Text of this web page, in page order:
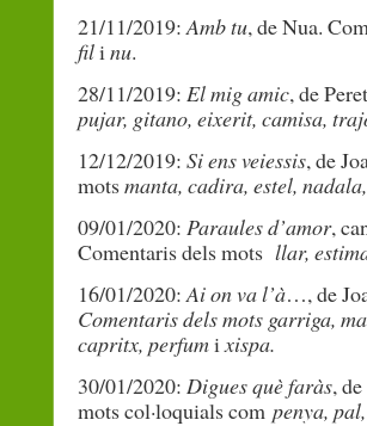
21/11/2019:Amb tu, de Nua.
filinu.
28/11/2019: El mig amic, de
pujar, gitano, eixerit, camisa,
12/12/2019: Si ens veiessis, de
motsmanta, cadira, estel,
09/01/2020: Paraules d’amor,
Comentaris dels mots llar,
16/01/2020:Ai on va l’à…, de
Comentaris dels mots garriga,
capritx, perfumixispa.
30/01/2020: Digues què faràs,
mots col·loquials com penya,